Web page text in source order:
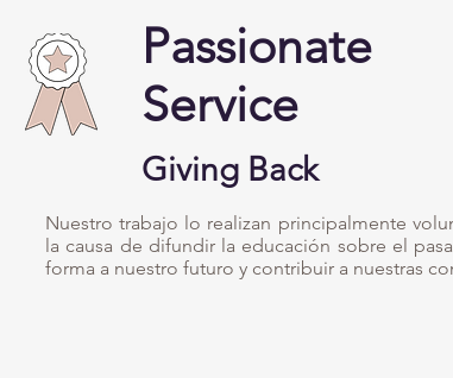
Passionate
Service
Giving Back
Nuestro trabajo lo realizan principalmente
la causa de difundir la educación sobre el
forma a nuestro futuro y contribuir a nuestras